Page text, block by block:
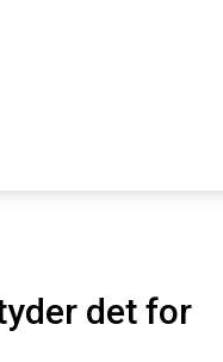
det for